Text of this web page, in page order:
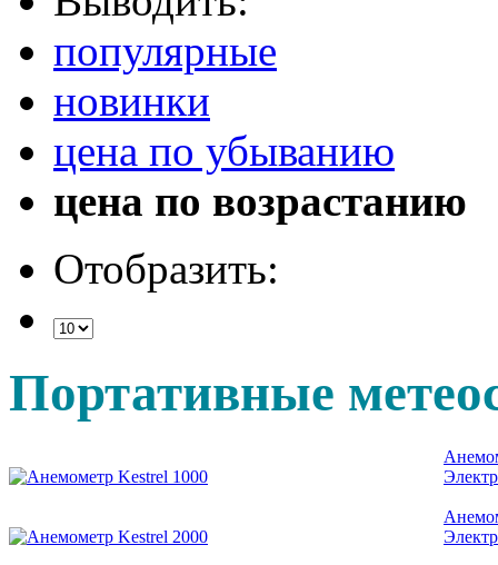
популярные
новинки
цена по убыванию
цена по возрастанию
Отобразить:
Портативные